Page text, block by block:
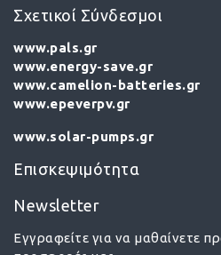
Σχετικοί Σύνδεσμοι
www.pals.gr
www.energy-save.gr
www.camelion-batteries.gr
www.epeverpv.gr
www.solar-pumps.gr
Επισκεψιμότητα
Newsletter
Εγγραφείτε για να μαθαίνετε